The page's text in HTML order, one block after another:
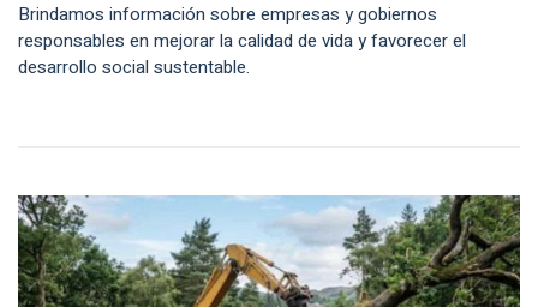
Brindamos información sobre empresas y gobiernos
responsables en mejorar la calidad de vida y favorecer el
desarrollo social sustentable.